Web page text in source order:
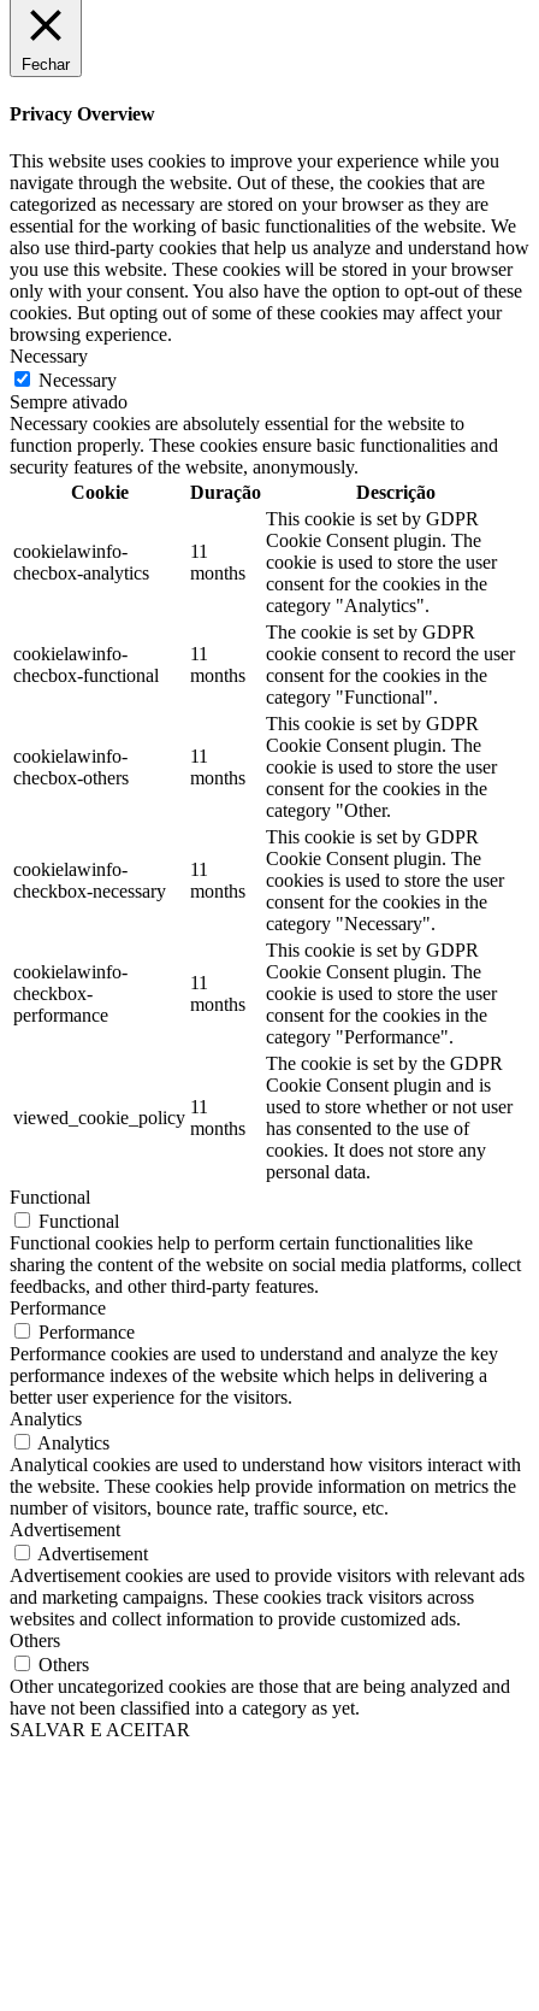
Fechar
Privacy Overview
This website uses cookies to improve your experience while you
navigate through the website. Out of these, the cookies that are
categorized as necessary are stored on your browser as they are
essential for the working of basic functionalities of the website. We
also use third-party cookies that help us analyze and understand how
you use this website. These cookies will be stored in your browser
only with your consent. You also have the option to opt-out of these
cookies. But opting out of some of these cookies may affect your
browsing experience.
Necessary
Necessary
Sempre ativado
Necessary cookies are absolutely essential for the website to
function properly. These cookies ensure basic functionalities and
security features of the website, anonymously.
Cookie
Duração Descrição
cookielawinfo-
checbox-analytics
11
months
This cookie is set by GDPR
Cookie Consent plugin. The
cookie is used to store the user
consent for the cookies in the
category "Analytics".
cookielawinfo-
checbox-functional
11
months
The cookie is set by GDPR
cookie consent to record the user
consent for the cookies in the
category "Functional".
cookielawinfo-
checbox-others
11
months
This cookie is set by GDPR
Cookie Consent plugin. The
cookie is used to store the user
consent for the cookies in the
category "Other.
cookielawinfo-
checkbox-necessary
11
months
This cookie is set by GDPR
Cookie Consent plugin. The
cookies is used to store the user
consent for the cookies in the
category "Necessary".
cookielawinfo-
checkbox-
performance
11
months
This cookie is set by GDPR
Cookie Consent plugin. The
cookie is used to store the user
consent for the cookies in the
category "Performance".
viewed_cookie_policy
11
months
The cookie is set by the GDPR
Cookie Consent plugin and is
used to store whether or not user
has consented to the use of
cookies. It does not store any
personal data.
Functional
Functional
Functional cookies help to perform certain functionalities like
sharing the content of the website on social media platforms, collect
feedbacks, and other third-party features.
Performance
Performance
Performance cookies are used to understand and analyze the key
performance indexes of the website which helps in delivering a
better user experience for the visitors.
Analytics
Analytics
Analytical cookies are used to understand how visitors interact with
the website. These cookies help provide information on metrics the
number of visitors, bounce rate, traffic source, etc.
Advertisement
Advertisement
Advertisement cookies are used to provide visitors with relevant ads
and marketing campaigns. These cookies track visitors across
websites and collect information to provide customized ads.
Others
Others
Other uncategorized cookies are those that are being analyzed and
have not been classified into a category as yet.
SALVAR E ACEITAR